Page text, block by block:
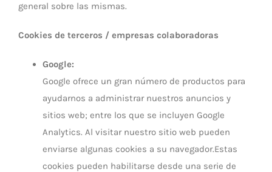
general sobre las mismas.
Cookies de terceros / empresas colaboradoras
Google:
Google ofrece un gran número de productos para
ayudarnos a administrar nuestros anuncios y
sitios web; entre los que se incluyen Google
Analytics. Al visitar nuestro sitio web pueden
enviarse algunas cookies a su navegador.Estas
cookies pueden habilitarse desde una serie de